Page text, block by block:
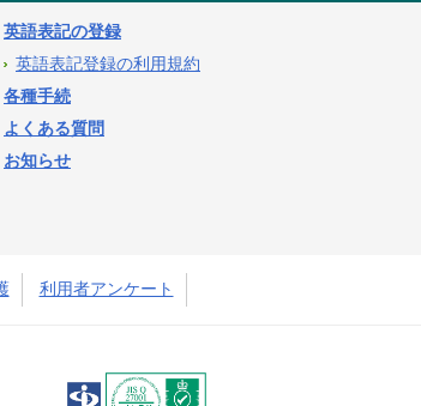
英語表記の登録
英語表記登録の利用規約
各種手続
よくある質問
お知らせ
利用者アンケート